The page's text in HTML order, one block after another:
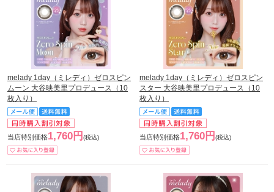
melady 1day（ミレディ）ゼロスピン
ムーン 大谷映美里プロデュース（10
枚入り）
当店特別価格1,760円 (税込)
melady 1day（ミレディ）ゼロスピン
スター 大谷映美里プロデュース（10
枚入り）
当店特別価格1,760円 (税込)